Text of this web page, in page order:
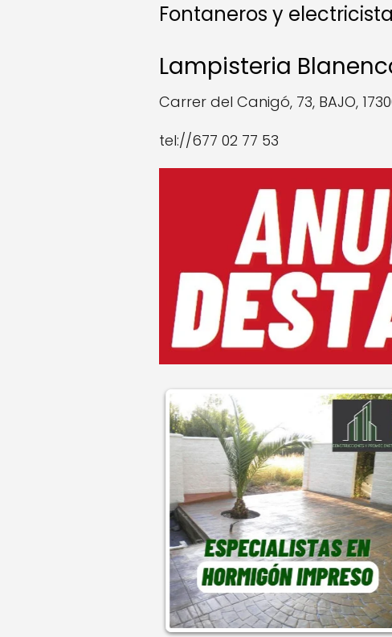
Fontaneros y
Lampisteria
Carrer del Canigó, 73, BAJO,
tel://677 02 77 53